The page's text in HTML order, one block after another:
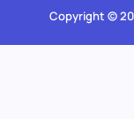
Copyright ©